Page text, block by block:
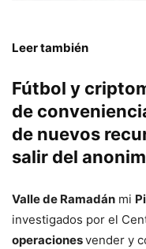
Leer también
Fútbol y
de
de nuevos
salir del
Valle de Ramadán mi
investigados por el
operacionesvender y